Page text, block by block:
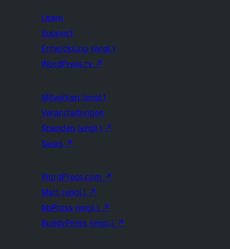
Learn
Support
Entwicklung (engl.)
WordPress.tv ↗
Mitwirken (engl.)
Veranstaltungen
Spenden (engl.) ↗
Swag ↗
WordPress.com ↗
Matt (engl.) ↗
bbPress (engl.) ↗
BuddyPress (engl.) ↗